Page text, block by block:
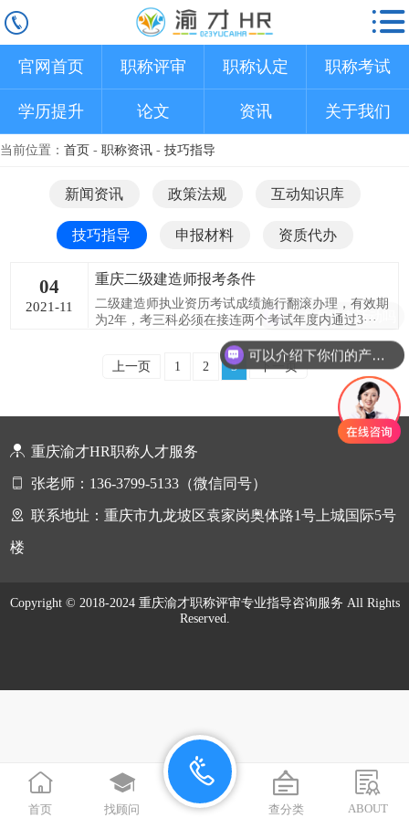
官网首页 职称评审 职称认定 职称考试
学历提升 论文 资讯 关于我们
当前位置： 首页 - 职称资讯 - 技巧指导
新闻资讯 政策法规 互动知识库
技巧指导 申报材料 资质代办
04
2021-11
重庆二级建造师报考条件
二级建造师执业资历考试成绩施行翻滚办理，有效期
为2年，考三科必须在接连两个考试年度内通过3···
上一页 1 2 3 下一页
重庆渝才HR职称人才服务
张老师：136-3799-5133（微信同号）
联系地址：重庆市九龙坡区袁家岗奥体路1号上城国际5号
楼
Copyright © 2018-2024 重庆渝才职称评审专业指导咨询服务 All Rights
Reserved.
首页 找顾问 查分类 ABOUT
可以介绍下你们的产品么
现在有优惠活动吗
在线咨询 拨打电话